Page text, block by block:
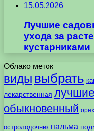
15.05.2026
Лучшие
ухода за
кустарниками
Облако меток
виды выбрать
лекарственная лучшие
обыкновенный орех
остролодочник пальма